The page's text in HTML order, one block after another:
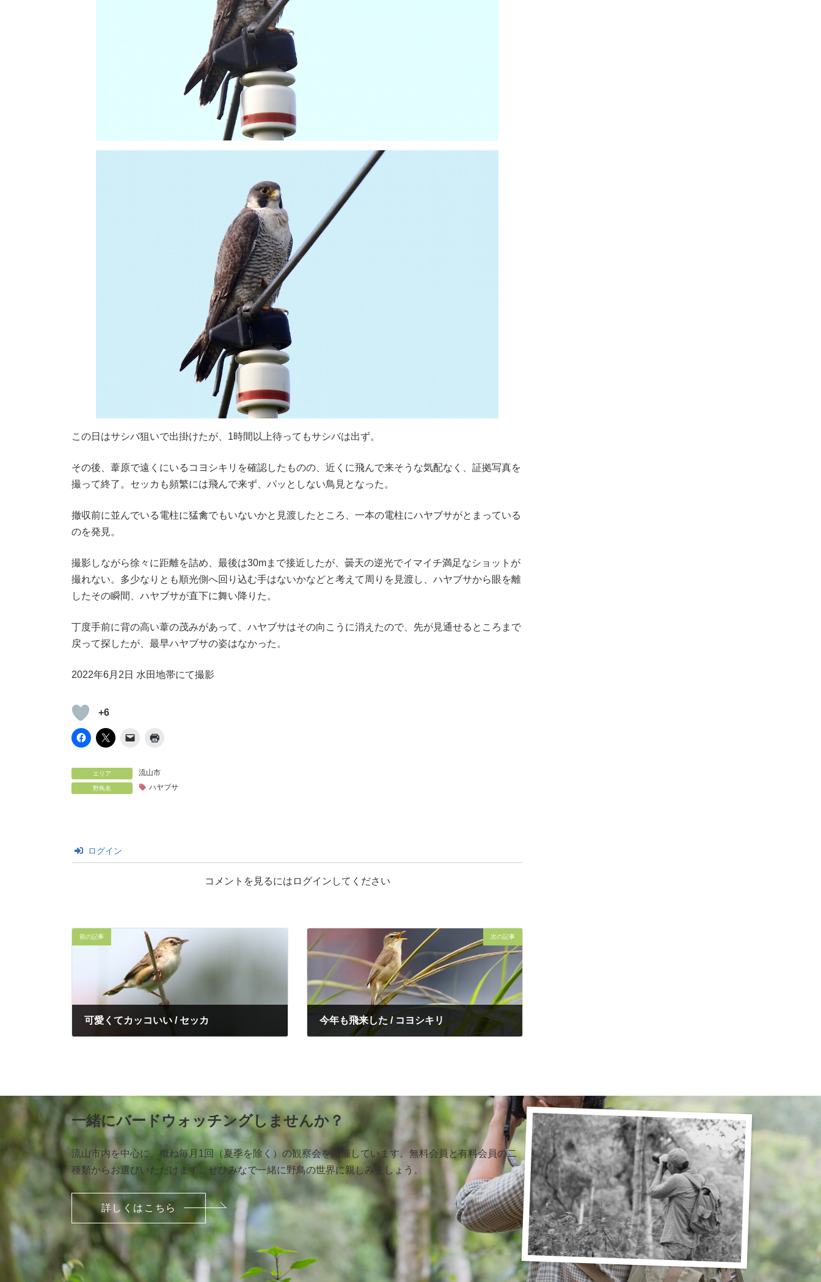
この日はサシバ狙いで出掛けたが、1時間以上待ってもサシバは出ず。
その後、葦原で遠くにいるコヨシキリを確認したものの、近くに飛んで来そうな気配なく、証拠写真を
撮って終了。セッカも頻繁には飛んで来ず、パッとしない鳥見となった。
撤収前に並んでいる電柱に猛禽でもいないかと見渡したところ、一本の電柱にハヤブサがとまっている
のを発見。
撮影しながら徐々に距離を詰め、最後は30mまで接近したが、曇天の逆光でイマイチ満足なショットが
撮れない。多少なりとも順光側へ回り込む手はないかなどと考えて周りを見渡し、ハヤブサから眼を離
したその瞬間、ハヤブサが直下に舞い降りた。
丁度手前に背の高い葦の茂みがあって、ハヤブサはその向こうに消えたので、先が見通せるところまで
戻って探したが、最早ハヤブサの姿はなかった。
2022年6月2日 水田地帯にて撮影
+6
エリア 流山市
野鳥名 ハヤブサ
ログイン
コメントを見るにはログインしてください
前の記事
可愛くてカッコいい / セッカ
次の記事
今年も飛来した / コヨシキリ
一緒にバードウォッチングしませんか？
流山市内を中心に、概ね毎月1回（夏季を除く）の観察会を開催しています。無料会員と有料会員の二
種類からお選びいただけます。ぜひみなで一緒に野鳥の世界に親しみましょう。
詳しくはこちら